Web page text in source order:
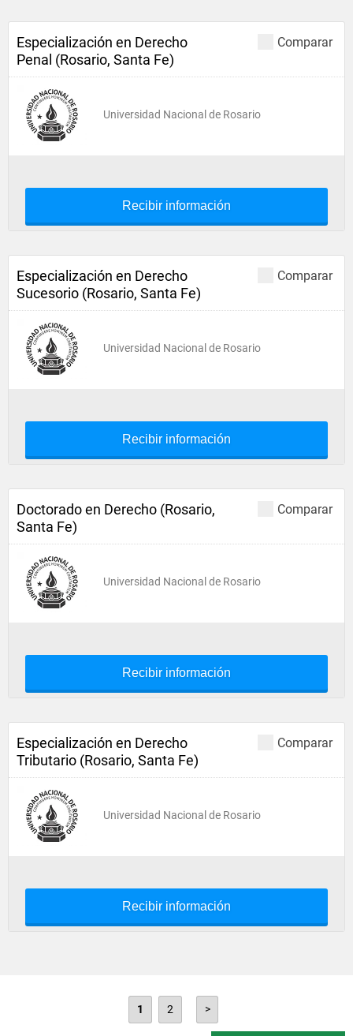
Comparar
Especialización en Derecho
Penal (Rosario, Santa Fe)
Universidad Nacional de Rosario
Recibir información
Comparar
Especialización en Derecho
Sucesorio (Rosario, Santa Fe)
Universidad Nacional de Rosario
Recibir información
Comparar
Doctorado en Derecho (Rosario,
Santa Fe)
Universidad Nacional de Rosario
Recibir información
Comparar
Especialización en Derecho
Tributario (Rosario, Santa Fe)
Universidad Nacional de Rosario
Recibir información
1 2 >